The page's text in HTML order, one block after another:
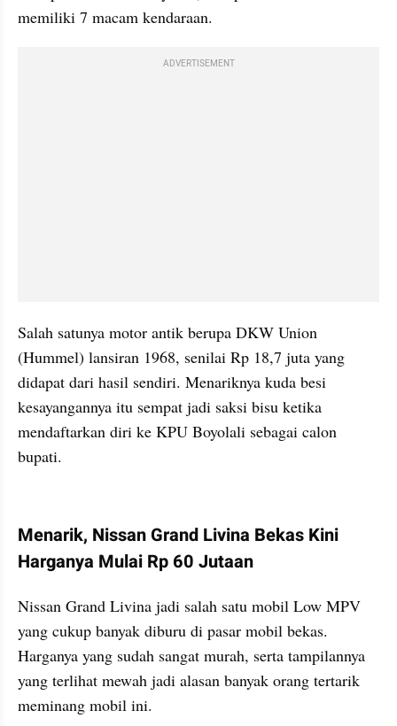
memiliki 7 macam kendaraan.
ADVERTISEMENT
Salah satunya motor antik berupa DKW Union
(Hummel) lansiran 1968, senilai Rp 18,7 juta yang
didapat dari hasil sendiri. Menariknya kuda besi
kesayangannya itu sempat jadi saksi bisu ketika
mendaftarkan diri ke KPU Boyolali sebagai calon
bupati.
Menarik, Nissan Grand Livina Bekas Kini
Harganya Mulai Rp 60 Jutaan
Nissan Grand Livina jadi salah satu mobil Low MPV
yang cukup banyak diburu di pasar mobil bekas.
Harganya yang sudah sangat murah, serta tampilannya
yang terlihat mewah jadi alasan banyak orang tertarik
meminang mobil ini.